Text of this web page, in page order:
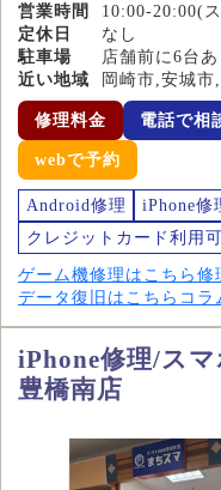
営業時間
10:00-20:00(
定休日
なし
駐車場
店舗前に6台あ
近い地域
岡崎市,安城
修理料金 電話で相
webで予約
Android修理 iPhone修
クレジットカード利用可
ゲーム機修理はこちら 修
データ復旧はこちら コラ
iPhone修理/ス
豊橋南店